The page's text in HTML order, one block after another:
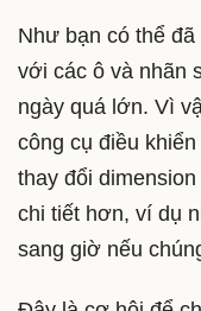
Như bạn có thể
với các ô và nhãn
ngày quá lớn. Vì
công cụ điều
thay đổi
chi tiết hơn, ví dụ
sang giờ nếu